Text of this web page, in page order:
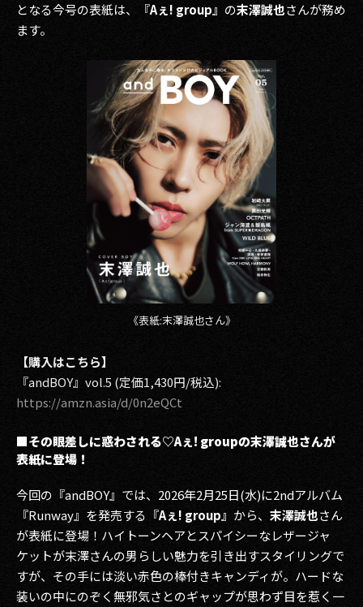
タテドラ
2026
2025
2024
2023
2022
2021
2020
2018
2015
2014
2013
2012
PRIVACY POLICY
となる今号の表紙は、『Aぇ! group』 の末澤誠也さんが務め
ます。
《表紙:末澤誠也さん》
【購入はこちら】
『andBOY』vol.5 (定価1,430円/税込):
https://amzn.asia/d/0n2eQCt
■その眼差しに惑わされる♡Aぇ! groupの末澤誠也さんが
表紙に登場！
今回の『andBOY』では、2026年2月25日(水)に2ndアルバム
『Runway』を発売する『Aぇ! group』 から、 末澤誠也さん
が表紙に登場！ハイトーンヘアとスパイシーなレザージャ
ケットが末澤さんの男らしい魅力を引き出すスタイリングで
すが、その手には淡い赤色の棒付きキャンディが。ハードな
装いの中にのぞく無邪気さとのギャップが思わず目を惹く一